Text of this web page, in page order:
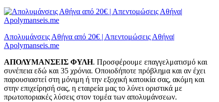
Απολυμάνσεις Αθήνα από 20€ | Απεντομώσεις Αθήνα|
Apolymanseis.me
ΑΠΟΛΥΜΑΝΣΕΙΣ ΦΥΛΗ. Προσφέρουμε επαγγελματισμό και
συνέπεια εδώ και 35 χρόνια. Οποιοδήποτε πρόβλημα και αν έχει
παρουσιαστεί στη μόνιμη ή την εξοχική κατοικία σας, ακόμη και
στην επιχείρησή σας, η εταιρεία μας το λύνει οριστικά με
πρωτοποριακές λύσεις στον τομέα των απολυμάνσεων.